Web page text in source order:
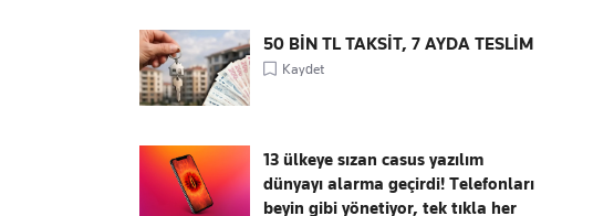
50 BİN TL TAKSİT, 7 AYDA TESLİM
Kaydet
13 ülkeye sızan casus yazılım
dünyayı alarma geçirdi! Telefonları
beyin gibi yönetiyor, tek tıkla her